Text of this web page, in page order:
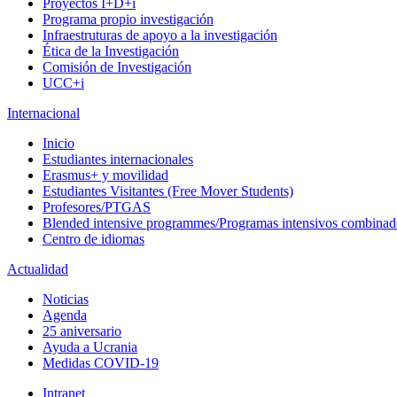
Proyectos I+D+i
Programa propio investigación
Infraestruturas de apoyo a la investigación
Ética de la Investigación
Comisión de Investigación
UCC+i
Internacional
Inicio
Estudiantes internacionales
Erasmus+ y movilidad
Estudiantes Visitantes (Free Mover Students)
Profesores/PTGAS
Blended intensive programmes/Programas intensivos
Centro de idiomas
Actualidad
Noticias
Agenda
25 aniversario
Ayuda a Ucrania
Medidas COVID-19
Intranet